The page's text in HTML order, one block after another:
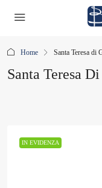
Home Santa Teresa di
Santa Teresa
IN EVIDENZA